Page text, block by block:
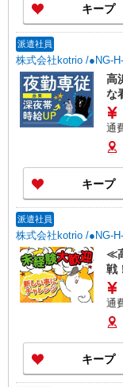
キープ
派遣社員
株式会社kotrio /●NG-
高
な
通
キープ
派遣社員
株式会社kotrio /●NG-
≪
戦
通
キープ